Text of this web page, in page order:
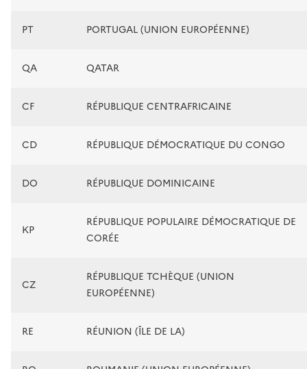
PT PORTUGAL (UNION EUROPÉENNE)
QA QATAR
CF RÉPUBLIQUE CENTRAFRICAINE
CD RÉPUBLIQUE DÉMOCRATIQUE DU CONGO
DO RÉPUBLIQUE DOMINICAINE
KP
RÉPUBLIQUE POPULAIRE DÉMOCRATIQUE DE
CORÉE
CZ
RÉPUBLIQUE TCHÈQUE (UNION
EUROPÉENNE)
RE RÉUNION (ÎLE DE LA)